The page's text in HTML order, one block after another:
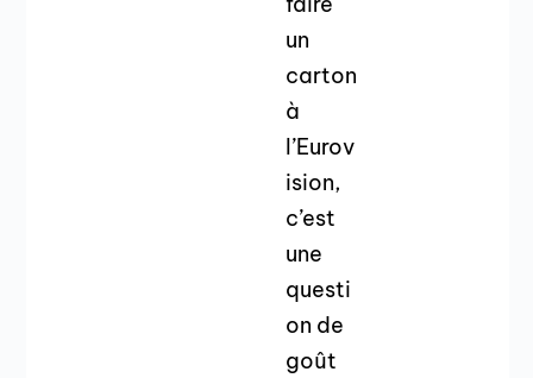
un
carton
à
l’Eurov
ision,
c’est
une
questi
on de
goût